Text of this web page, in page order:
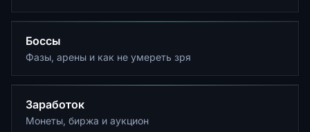
Боссы
Фазы, арены и как не умереть зря
Заработок
Монеты, биржа и аукцион